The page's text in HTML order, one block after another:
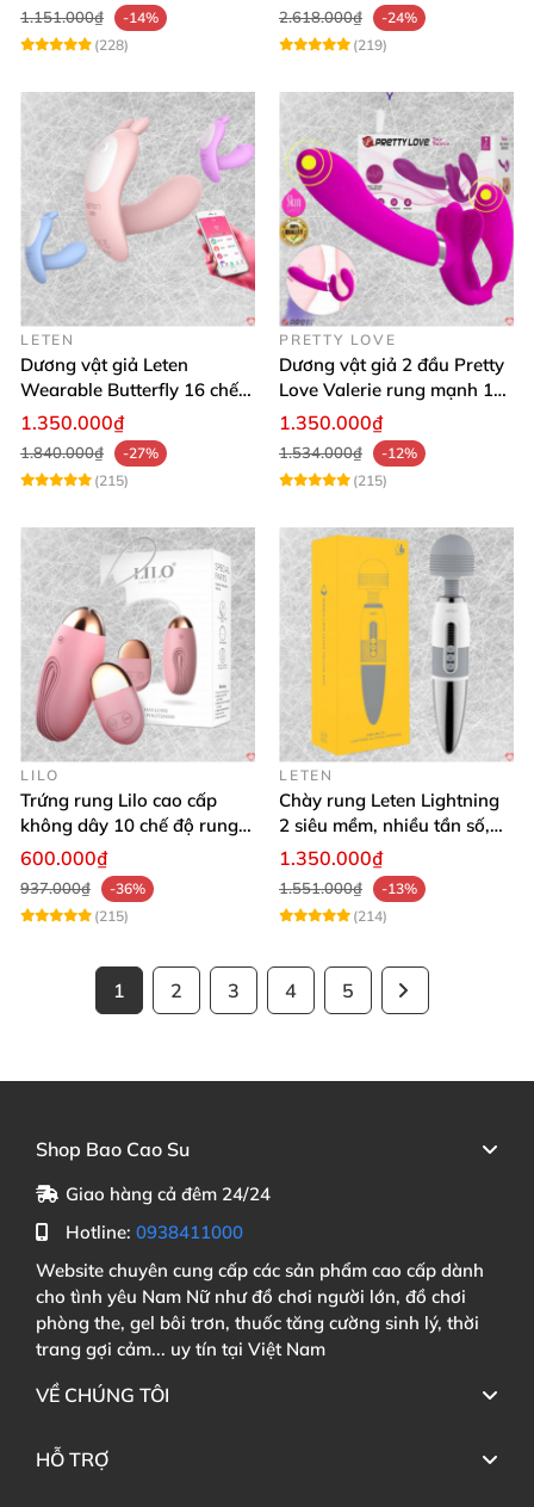
1.151.000₫
-14%
(228)
2.618.000₫
-24%
(219)
LETEN
Dương vật giả Leten
Wearable Butterfly 16 chế
độ rung điều khiển
1.350.000₫
1.840.000₫
-27%
(215)
PRETTY LOVE
Dương vật giả 2 đầu Pretty
Love Valerie rung mạnh 12
chế độ
1.350.000₫
1.534.000₫
-12%
(215)
LILO
Trứng rung Lilo cao cấp
không dây 10 chế độ rung
điều khiển USB
600.000₫
937.000₫
-36%
(215)
LETEN
Chày rung Leten Lightning
2 siêu mềm, nhiều tần số,
phát nhiệt kích thích
1.350.000₫
1.551.000₫
-13%
(214)
1 2 3 4 5
Shop Bao Cao Su
Giao hàng cả đêm 24/24
Hotline: 0938411000
Website chuyên cung cấp các sản phẩm cao cấp dành
cho tình yêu Nam Nữ như đồ chơi người lớn, đồ chơi
phòng the, gel bôi trơn, thuốc tăng cường sinh lý, thời
trang gợi cảm... uy tín tại Việt Nam
VỀ CHÚNG TÔI
HỖ TRỢ